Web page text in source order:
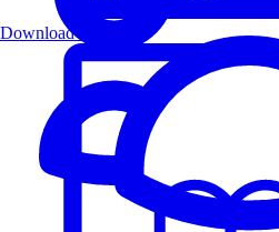
Download PDF